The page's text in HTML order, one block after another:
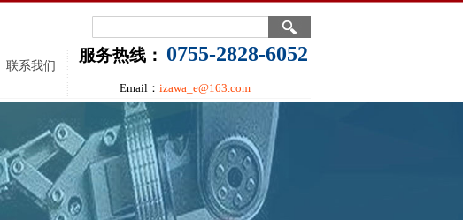
服务热线： 0755-2828-6052
Email： izawa_e@163.com
联系我们